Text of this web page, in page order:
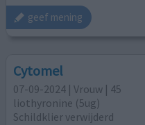
geef mening
Cytomel
07-09-2024 | Vrouw | 45
liothyronine (5ug)
Schildklier verwijderd